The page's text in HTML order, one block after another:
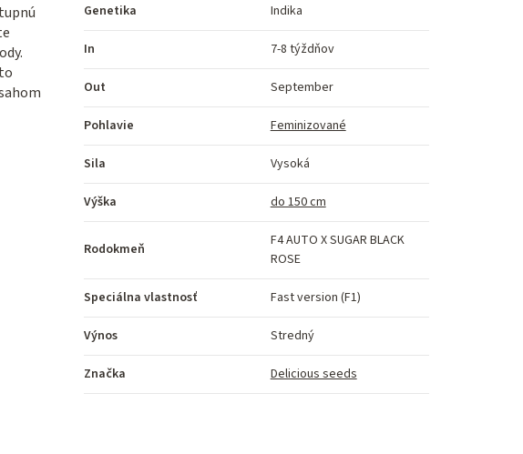
Genetika Indika
In 7-8 týždňov
Out September
Pohlavie Feminizované
Sila Vysoká
Výška do 150 cm
Rodokmeň
F4 AUTO X SUGAR BLACK
ROSE
Speciálna vlastnosť Fast version (F1)
Výnos Stredný
Značka Delicious seeds